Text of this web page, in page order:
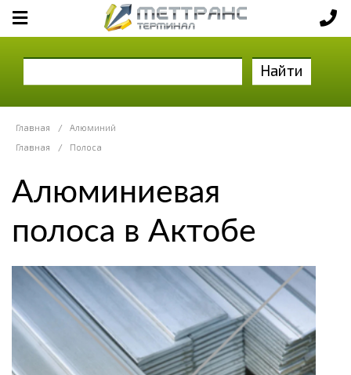
Найти
Главная /
Алюминий
Главная
/ Полоса
Алюминиевая
полоса в Актобе